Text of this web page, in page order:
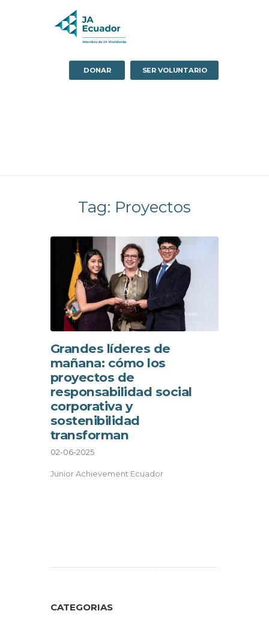
DONAR SER VOLUNTARIO
Tag: Proyectos
Grandes líderes de
mañana: cómo los
proyectos de
responsabilidad social
corporativa y
sostenibilidad
transforman
02-06-2025
Junior Achievement Ecuador
CATEGORIAS